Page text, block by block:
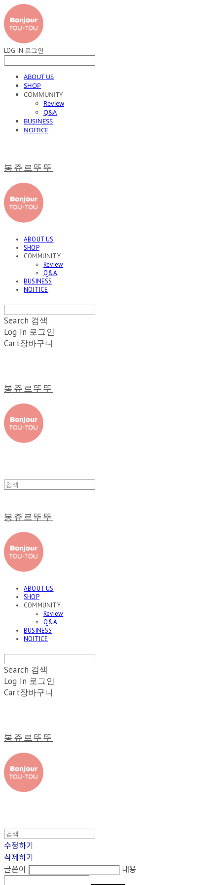
LOG IN 로그인
ABOUT US
SHOP
COMMUNITY
Review
Q&A
BUSINESS
NOITICE
봉쥬르뚜뚜
ABOUT US
SHOP
COMMUNITY
Review
Q&A
BUSINESS
NOITICE
Search 검색
Log In 로그인
Cart장바구니
봉쥬르뚜뚜
봉쥬르뚜뚜
ABOUT US
SHOP
COMMUNITY
Review
Q&A
BUSINESS
NOITICE
Search 검색
Log In 로그인
Cart장바구니
봉쥬르뚜뚜
수정하기
삭제하기
글쓴이
내용